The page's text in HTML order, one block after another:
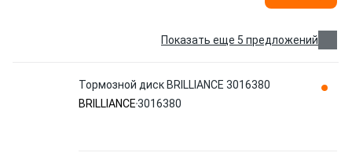
Показать еще 5 предложений
Тормозной диск BRILLIANCE 3016380
BRILLIANCE3016380